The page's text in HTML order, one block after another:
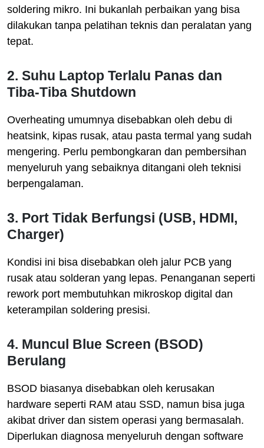
soldering mikro. Ini bukanlah perbaikan yang bisa
dilakukan tanpa pelatihan teknis dan peralatan yang
tepat.
2. Suhu Laptop Terlalu Panas dan
Tiba-Tiba Shutdown
Overheating umumnya disebabkan oleh debu di
heatsink, kipas rusak, atau pasta termal yang sudah
mengering. Perlu pembongkaran dan pembersihan
menyeluruh yang sebaiknya ditangani oleh teknisi
berpengalaman.
3. Port Tidak Berfungsi (USB, HDMI,
Charger)
Kondisi ini bisa disebabkan oleh jalur PCB yang
rusak atau solderan yang lepas. Penanganan seperti
rework port membutuhkan mikroskop digital dan
keterampilan soldering presisi.
4. Muncul Blue Screen (BSOD)
Berulang
BSOD biasanya disebabkan oleh kerusakan
hardware seperti RAM atau SSD, namun bisa juga
akibat driver dan sistem operasi yang bermasalah.
Diperlukan diagnosa menyeluruh dengan software